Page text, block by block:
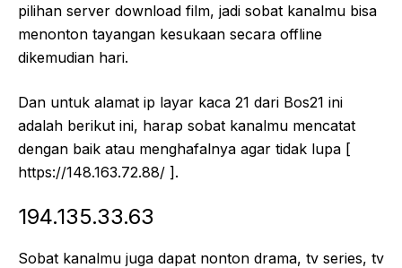
pilihan server download film, jadi sobat kanalmu bisa
menonton tayangan kesukaan secara offline
dikemudian hari.
Dan untuk alamat ip layar kaca 21 dari Bos21 ini
adalah berikut ini, harap sobat kanalmu mencatat
dengan baik atau menghafalnya agar tidak lupa [
https://148.163.72.88/ ].
194.135.33.63
Sobat kanalmu juga dapat nonton drama, tv series, tv